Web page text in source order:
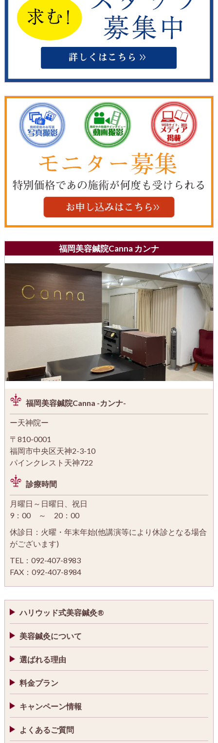
福岡美容鍼院Canna カンナ
福岡美容鍼院Canna -カンナ-
ー天神院ー
〒810-0001
福岡市中央区天神2-3-10
パインクレスト天神722
診療時間
月曜日～日曜日、祝日
9：00 ～ 20：00
休診日：火曜・年末年始(他講演等により休診となる場合
がございます)
TEL：092-407-8983
FAX：092-407-8984
ハリウッド式美容鍼灸®
美容鍼灸について
選ばれる理由
料金プラン
キャンペーン情報
よくあるご質問